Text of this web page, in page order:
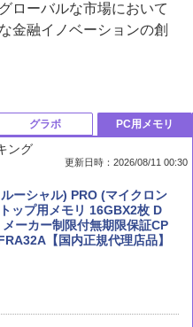
ローバルな市場において
金融イノベーションの創
のAI 世界一流エンジニアの
のAI自動化術 (AI仕事術シリ
グラボ
RTX 5070 12G VENTUS 2
ィックスボード VD9071
PC用メモリ
ング
更新日時：2026/08/11 00:30
ーシャル) PRO (マイクロン
ップ用メモリ 16GBX2枚 D
ーカー制限付無期限保証CP
【国内正規代理店品】